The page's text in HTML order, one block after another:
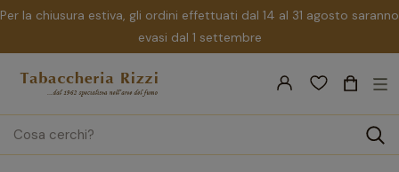
Per la chiusura estiva, gli ordini effettuati dal 14 al 31 agosto saranno
evasi dal 1 settembre
search
☰